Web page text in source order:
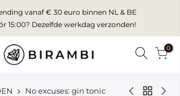
vanaf € 30 euro binnen NL & BE
15:00? Dezelfde werkdag verzonden!
0
No excuses: gin tonic